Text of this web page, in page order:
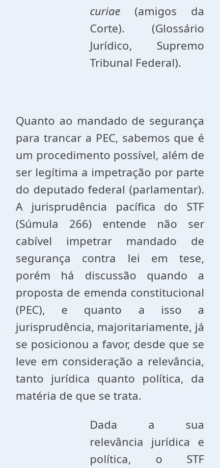
curiae (amigos da
Corte). (Glossário
Jurídico, Supremo
Tribunal Federal).
Quanto ao mandado de segurança
para trancar a PEC, sabemos que é
um procedimento possível, além de
ser legítima a impetração por parte
do deputado federal (parlamentar).
A jurisprudência pacífica do STF
(Súmula 266) entende não ser
cabível impetrar mandado de
segurança contra lei em tese,
porém há discussão quando a
proposta de emenda constitucional
(PEC), e quanto a isso a
jurisprudência, majoritariamente, já
se posicionou a favor, desde que se
leve em consideração a relevância,
tanto jurídica quanto política, da
matéria de que se trata.
Dada a sua
relevância jurídica e
política, o STF